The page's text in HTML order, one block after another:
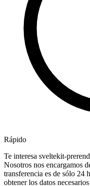
Rápido
Te interesa sveltekit-
Nosotros nos encargamos
transferencia es de sólo 24
obtener los datos